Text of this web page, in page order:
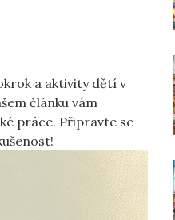
a aktivity⁣ dětí v
⁤článku ​vám
práce. Připravte se